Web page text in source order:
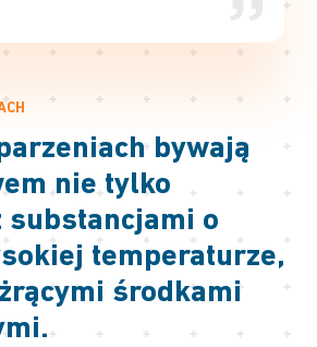
bywają
nie tylko
substancjami o
temperaturze,
środkami